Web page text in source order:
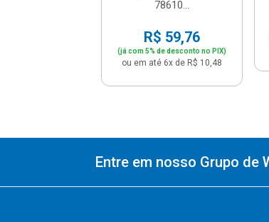
78610...
R$ 59,76
(já com 5% de desconto no PIX)
ou em até 6x de R$ 10,48
Entre em nosso Grupo de